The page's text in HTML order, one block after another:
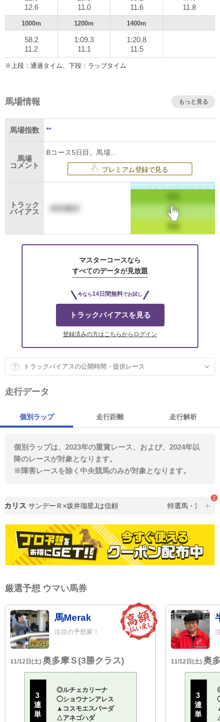
12.6
11.0
11.6
11.8
1000m 1200m 1400m
58.2
11.2
1:09.3
11.1
1:20.8
11.5
※上段：通過タイム、下段：ラップタイム
馬場情報 もっと見る
馬場指数 **
馬場
コメント
Bコース5日目。馬場...
プレミアム登録で見る
トラック
バイアス
マスターコースなら
すべてのデータが見放題
今なら14日間無料でお試し
トラックバイアスを見る
登録済みの方はこちらからログイン
トラックバイアスの公開時間・提供レース
走行データ
個別ラップ 走行距離 走行解析
個別ラップは、2023年の重賞レース、および、2024年以
降のレースが対象となります。
※障害レースを除く中央競馬のみが対象となります。
リス サンデーＲ×坂井瑠星Jは信頼 特選馬・注目馬が
2
厳選予想 ウマい馬券
馬Merak
注目の予想家！
11/12日(土) 奥多摩Ｓ(3勝クラス)
3
連
単
◎ルチェカリーナ
◯ショウナンアレス
▲ コスモエスパーダ
△アネゴハダ
11/12日(土) 奥
3
連
単